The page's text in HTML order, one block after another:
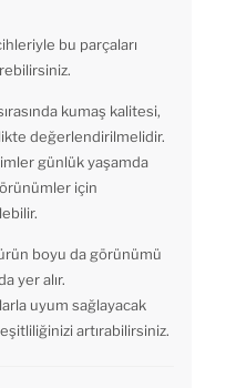
bu parçaları
kumaş kalitesi,
değerlendirilmelidir.
günlük yaşamda
için
boyu da görünümü
yer alır.
uyum sağlayacak
artırabilirsiniz.